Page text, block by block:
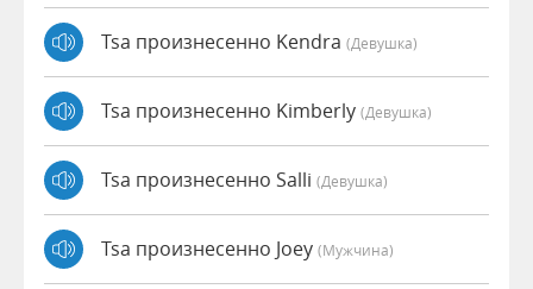
Tsa произнесенно Kendra (девушка)
Tsa произнесенно Kimberly (девушка)
Tsa произнесенно Salli (девушка)
Tsa произнесенно Joey (мужчина)